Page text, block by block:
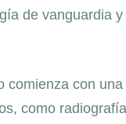
de vanguardia
comienza con una
como